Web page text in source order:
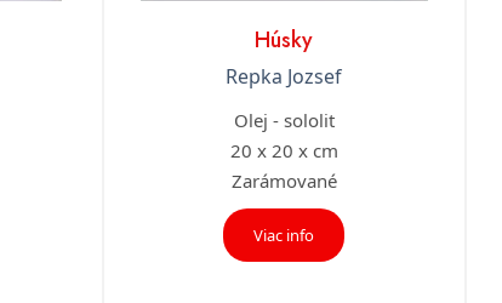
Húsky
Repka Jozsef
Olej - sololit
20 x 20 x cm
Zarámované
Viac info